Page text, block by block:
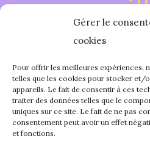
Gérer le
cookies
Pour offrir les meilleures expériences,
telles que les cookies pour stocker et/
appareils. Le fait de consentir à ces
traiter des données telles que le
uniques sur ce site. Le fait de ne pas
consentement peut avoir un effet
et fonctions.